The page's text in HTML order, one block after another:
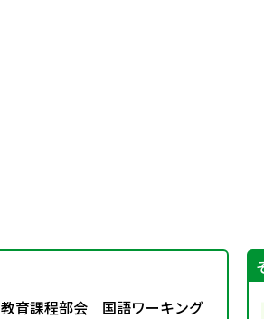
教育課程部会 国語ワーキング